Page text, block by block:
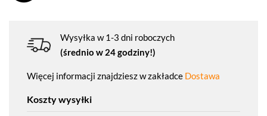
Wysyłka w 1-3 dni roboczych
(średnio w 24 godziny!)
Więcej informacji znajdziesz w zakładce Dostawa
Koszty wysyłki